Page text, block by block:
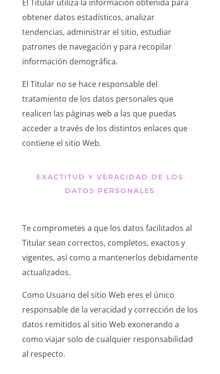
El Titular utiliza la información obtenida para
obtener datos estadísticos, analizar
tendencias, administrar el sitio, estudiar
patrones de navegación y para recopilar
información demográfica.
El Titular no se hace responsable del
tratamiento de los datos personales que
realicen las páginas web a las que puedas
acceder a través de los distintos enlaces que
contiene el sitio Web.
EXACTITUD Y VERACIDAD DE LOS
DATOS PERSONALES
Te comprometes a que los datos facilitados al
Titular sean correctos, completos, exactos y
vigentes, así como a mantenerlos debidamente
actualizados.
Como Usuario del sitio Web eres el único
responsable de la veracidad y corrección de los
datos remitidos al sitio Web exonerando a
como viajar solo de cualquier responsabilidad
al respecto.